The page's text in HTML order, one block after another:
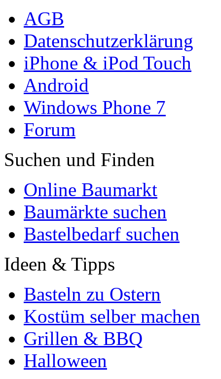
AGB
Datenschutzerklärung
iPhone & iPod Touch
Android
Windows Phone 7
Forum
Suchen und Finden
Online Baumarkt
Baumärkte suchen
Bastelbedarf suchen
Ideen & Tipps
Basteln zu Ostern
Kostüm selber machen
Grillen & BBQ
Halloween